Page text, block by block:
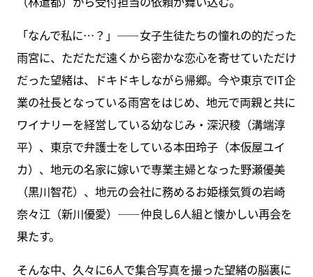
「なんで私に…？」――女子生徒たちの憧れの的だった
雨宮に、ただただ遠くから密かな恋心を寄せていただけ
だった望緒は、ドキドキしながら帰郷。今や東京でIT企
業の社長となっている雨宮をはじめ、地元で両親と共に
ワイナリーを経営している幼なじみ・深沢稜（溝端淳
平）、東京で弁護士をしている本田玲子（本仮屋ユイ
カ）、地元の名家に嫁いで専業主婦となった野瀬優美
（黒川智花）、地元の会社に務めるお姫様気質の岩崎
奈々江（新川優愛）――仲良し6人組と懐かしい再会を
果たす。
そんな中、久々に6人で集合写真を撮った望緒の脳裏に